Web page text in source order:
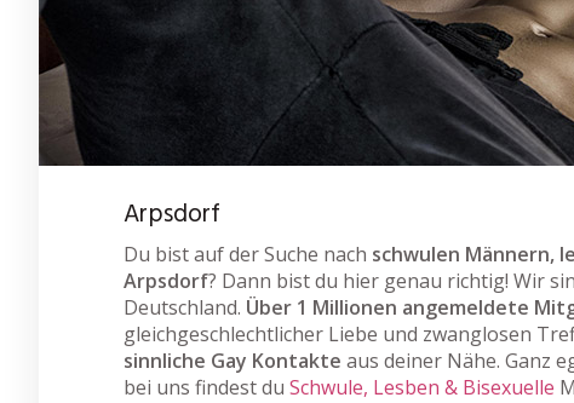
Arpsdorf
Du bist auf der Suche nach schwulen Männern,
Arpsdorf? Dann bist du hier genau richtig! Wir
Deutschland. Über 1 Millionen angemeldete
gleichgeschlechtlicher Liebe und zwanglosen
sinnliche Gay Kontakte aus deiner Nähe. Ganz
bei uns findest du Schwule, Lesben & Bisexuelle